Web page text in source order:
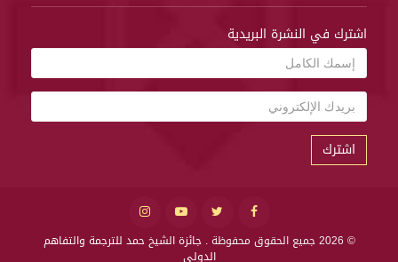
اشترك في النشرة البريدية
اشترك
© 2026 جميع الحقوق محفوظة .
جائزة الشيخ حمد للترجمة والتفاهم
الدولي